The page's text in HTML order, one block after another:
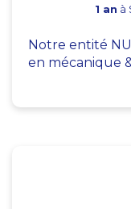
1 an à
Notre entité
en mécanique